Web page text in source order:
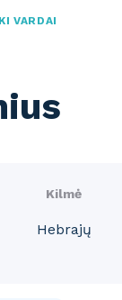
VARDAI
Kilmė
Hebrajų